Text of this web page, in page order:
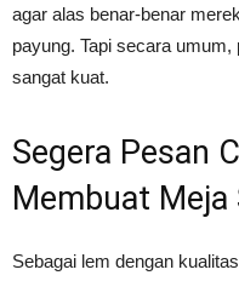
agar alas benar-benar
payung. Tapi secara
sangat kuat.
Segera Pesan
Membuat Meja
Sebagai lem dengan